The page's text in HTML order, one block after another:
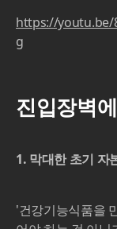
https://youtu.be/
g
진입장벽
1. 막대한 초기 자
'건강기능식품을